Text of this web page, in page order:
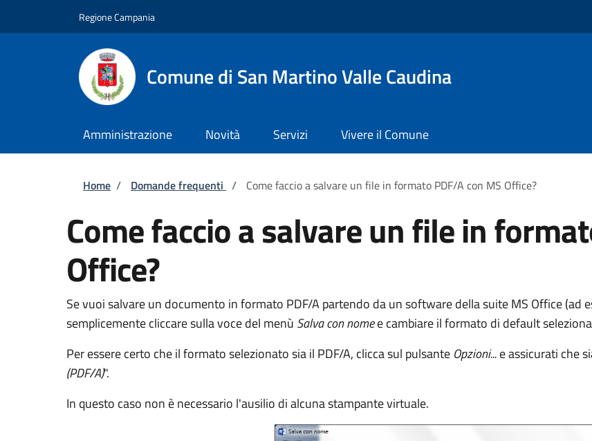
Regione Campania
Comune di San Martino Valle Caudina
Amministrazione Novità Servizi Vivere il Comune
Briciole di pane
Home / Domande frequenti / Come faccio a salvare un file in formato PDF/A con MS Office?
Come faccio a salvare un file in
Office?
Se vuoi salvare un documento in formato PDF/A partendo da un software della suite MS Office (ad
semplicemente cliccare sulla voce del menù Salva con nomee cambiare il formato di default
Per essere certo che il formato selezionato sia il PDF/A, clicca sul pulsante Opzioni...e assicurati che
(PDF/A)".
In questo caso non è necessario l'ausilio di alcuna stampante virtuale.